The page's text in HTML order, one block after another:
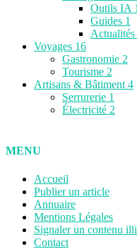
Outils IA 1
Guides 1
Voyages 16
Gastronomie 2
Tourisme 2
Artisans & Bâtiment 4
Serrurerie 1
Électricité 2
MENU
Accueil
Publier un article
Annuaire
Mentions Légales
Signaler un contenu
Contact